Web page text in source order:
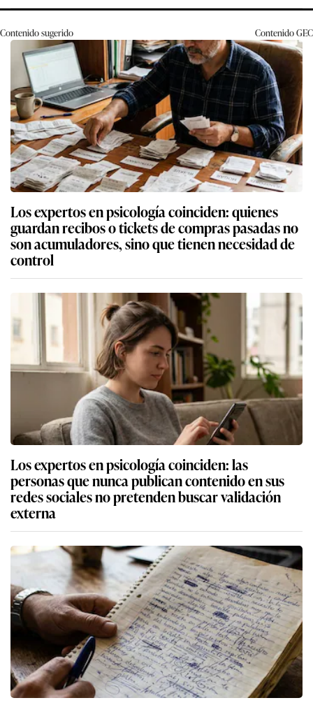
Contenido sugerido ContenidoGEC
Los expertos en psicología coinciden: quienes
guardan recibos o tickets de compras pasadas no
son acumuladores, sino que tienen necesidad de
control
Los expertos en psicología coinciden: las
personas que nunca publican contenido en sus
redes sociales no pretenden buscar validación
externa